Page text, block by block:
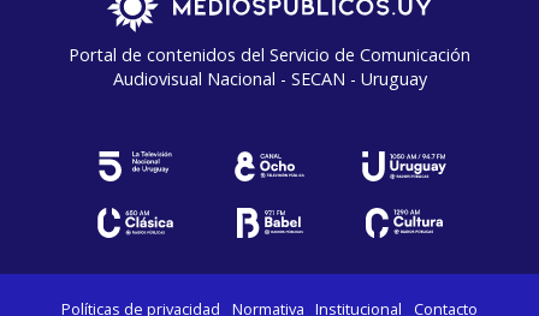
Portal de contenidos del Servicio de Comunicación
Audiovisual Nacional - SECAN - Uruguay
Políticas de privacidad Normativa Institucional Contacto